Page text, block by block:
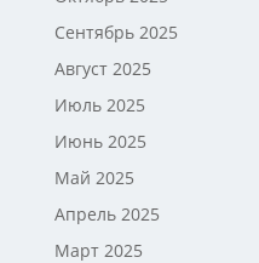
Сентябрь 2025
Август 2025
Июль 2025
Июнь 2025
Май 2025
Апрель 2025
Март 2025